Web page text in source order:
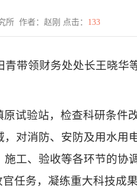
所 作者：赵刚 点击： 133
青带领财务处处长王晓
试验站，检查科研条件
对消防、安防及用水用
工、验收等各环节的协
任务，凝练重大科技成